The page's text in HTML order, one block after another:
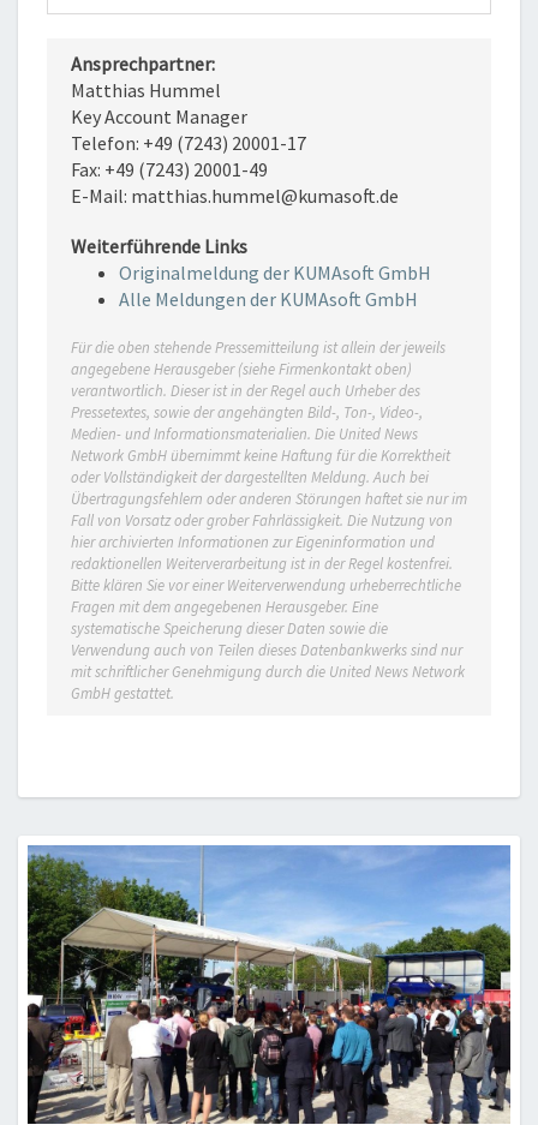
Ansprechpartner:
Matthias Hummel
Key Account Manager
Telefon: +49 (7243) 20001-17
Fax: +49 (7243) 20001-49
E-Mail: matthias.hummel@kumasoft.de
Weiterführende Links
Originalmeldung der KUMAsoft GmbH
Alle Meldungen der KUMAsoft GmbH
Für die oben stehende Pressemitteilung ist allein der jeweils
angegebene Herausgeber (siehe Firmenkontakt oben)
verantwortlich. Dieser ist in der Regel auch Urheber des
Pressetextes, sowie der angehängten Bild-, Ton-, Video-,
Medien- und Informationsmaterialien. Die United News
Network GmbH übernimmt keine Haftung für die Korrektheit
oder Vollständigkeit der dargestellten Meldung. Auch bei
Übertragungsfehlern oder anderen Störungen haftet sie nur im
Fall von Vorsatz oder grober Fahrlässigkeit. Die Nutzung von
hier archivierten Informationen zur Eigeninformation und
redaktionellen Weiterverarbeitung ist in der Regel kostenfrei.
Bitte klären Sie vor einer Weiterverwendung urheberrechtliche
Fragen mit dem angegebenen Herausgeber. Eine
systematische Speicherung dieser Daten sowie die
Verwendung auch von Teilen dieses Datenbankwerks sind nur
mit schriftlicher Genehmigung durch die United News Network
GmbH gestattet.